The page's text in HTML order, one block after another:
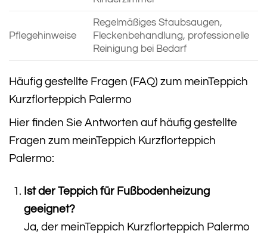
Pflegehinweise
Regelmäßiges Staubsaugen,
Fleckenbehandlung, professionelle
Reinigung bei Bedarf
Häufig gestellte Fragen (FAQ) zum meinTeppich
Kurzflorteppich Palermo
Hier finden Sie Antworten auf häufig gestellte
Fragen zum meinTeppich Kurzflorteppich
Palermo:
Ist der Teppich für Fußbodenheizung
geeignet?
Ja, der meinTeppich Kurzflorteppich Palermo